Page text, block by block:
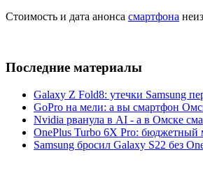
Стоимость и дата анонса смартфона
Последние материалы
Galaxy Z Fold8: утечки Samsung
GoPro на мели: а вы смартфон
Nvidia рванула в AI - а в Омске
OnePlus Turbo 6X Pro: бюджетный
Samsung бросил Galaxy S22 без